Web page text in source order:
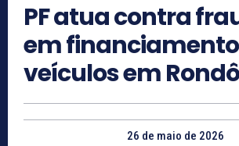
PF atua contra
em
veículos em
26 de maio de 2026